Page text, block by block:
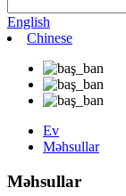
English
Chinese
Ev
Məhsullar
Məhsullar